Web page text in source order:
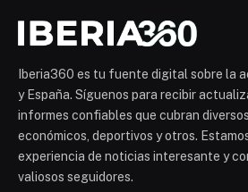
Iberia360 es tu fuente digital sobre la
y España. Síguenos para recibir
informes confiables que cubran
económicos, deportivos y otros.
experiencia de noticias interesante y
valiosos seguidores.